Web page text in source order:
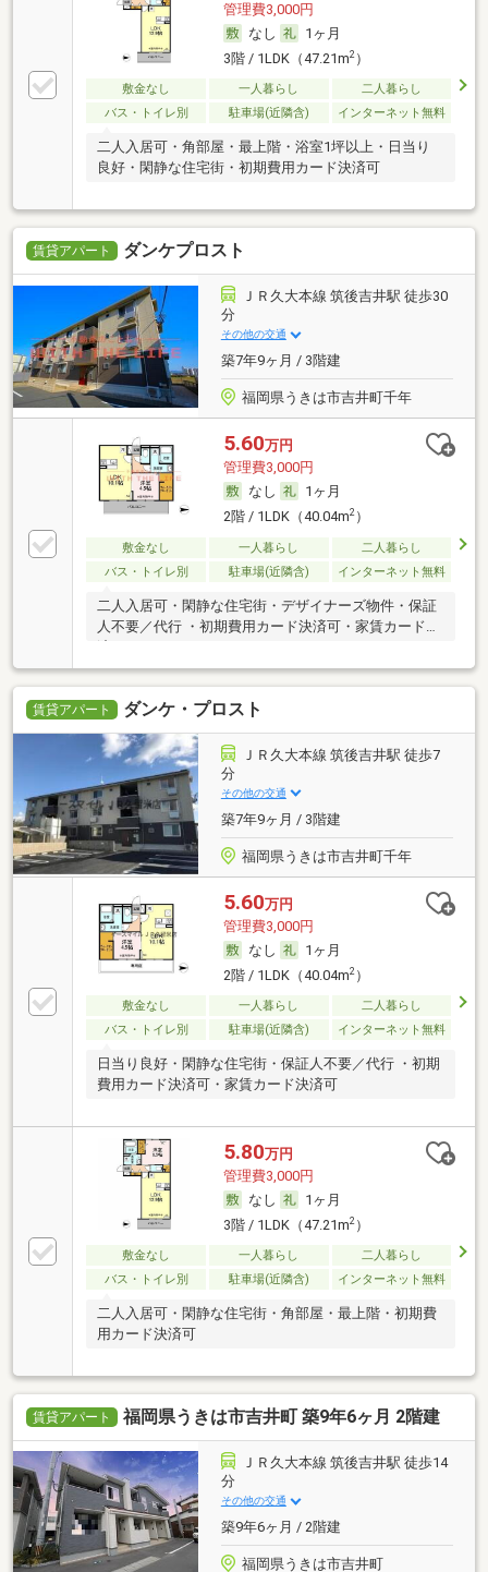
管理費3,000円
なし
1ヶ月
3階 / 1LDK（47.21m2）
敷金なし 一人暮らし
二人暮らし
バス・トイレ別
駐車場(近隣含) インターネット無料
二人入居可・角部屋・最上階・浴室1坪以上・日当り
良好・閑静な住宅街・初期費用カード決済可
賃貸アパート ダンケプロスト
ＪＲ久大本線 筑後吉井駅 徒歩30
分
その他の交通
築7年9ヶ月 / 3階建
福岡県うきは市吉井町千年
5.60万円
管理費3,000円
なし
1ヶ月
2階 / 1LDK（40.04m2）
敷金なし 一人暮らし
二人暮らし
バス・トイレ別
駐車場(近隣含) インターネット無料
二人入居可・閑静な住宅街・デザイナーズ物件・保証
人不要／代行 ・初期費用カード決済可・家賃カード決
済可
賃貸アパート ダンケ・プロスト
ＪＲ久大本線 筑後吉井駅 徒歩7
分
その他の交通
築7年9ヶ月 / 3階建
福岡県うきは市吉井町千年
5.60万円
管理費3,000円
なし
1ヶ月
2階 / 1LDK（40.04m2）
敷金なし 一人暮らし
二人暮らし
バス・トイレ別
駐車場(近隣含) インターネット無料
日当り良好・閑静な住宅街・保証人不要／代行 ・初期
費用カード決済可・家賃カード決済可
5.80万円
管理費3,000円
なし
1ヶ月
3階 / 1LDK（47.21m2）
敷金なし 一人暮らし
二人暮らし
バス・トイレ別
駐車場(近隣含) インターネット無料
二人入居可・閑静な住宅街・角部屋・最上階・初期費
用カード決済可
賃貸アパート 福岡県うきは市吉井町 築9年6ヶ月 2階建
ＪＲ久大本線 筑後吉井駅 徒歩14
分
その他の交通
築9年6ヶ月 / 2階建
福岡県うきは市吉井町